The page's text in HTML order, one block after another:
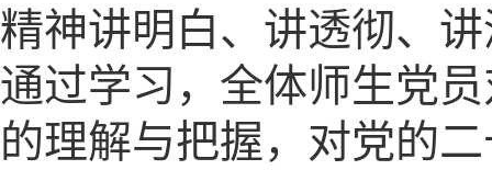
精神讲明白、讲透彻、
通过学习，全体师生党
的理解与把握，对党的